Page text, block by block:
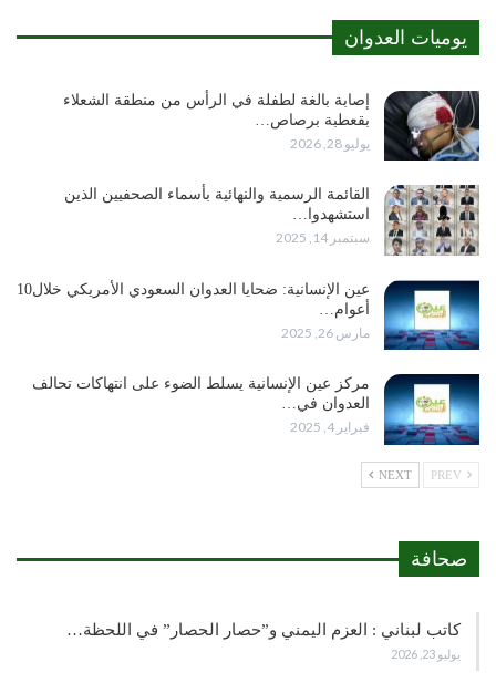
يوميات العدوان
إصابة بالغة لطفلة في الرأس من منطقة الشعلاء
بقعطبة برصاص…
يوليو 28, 2026
القائمة الرسمية والنهائية بأسماء الصحفيين الذين
استشهدوا…
سبتمبر 14, 2025
عين الإنسانية: ضحايا العدوان السعودي الأمريكي خلال10
أعوام…
مارس 26, 2025
مركز عين الإنسانية يسلط الضوء على انتهاكات تحالف
العدوان في…
فبراير 4, 2025
NEXT
صحافة
كاتب لبناني : العزم اليمني و”حصار الحصار” في اللحظة…
يوليو 23, 2026